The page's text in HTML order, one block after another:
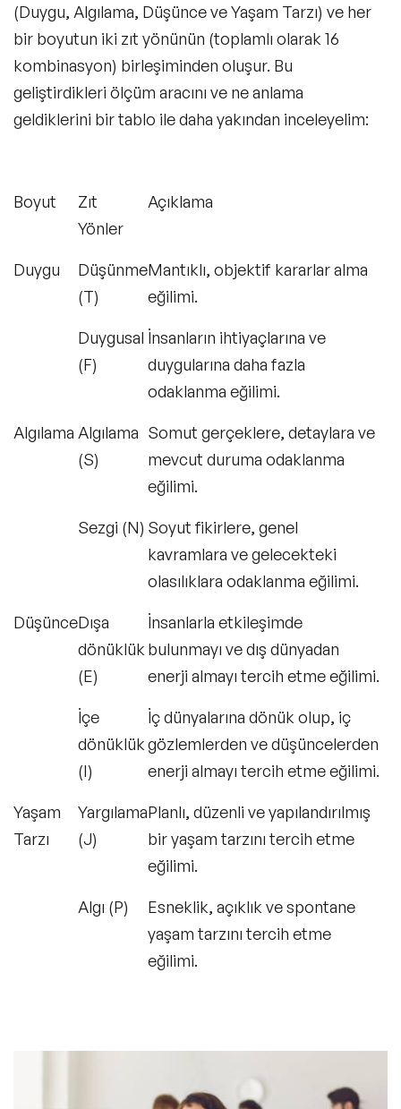
ISFP (Maceracı) Kişilik Tipinin Özellikleri
Nelerdir?
Özellikleri Nelerdir?
Sıkça Sorulan Sorular
(Duygu, Algılama, Düşünce ve Yaşam Tarzı) ve her
bir boyutun iki zıt yönünün (toplamlı olarak 16
kombinasyon) birleşiminden oluşur. Bu
geliştirdikleri ölçüm aracını ve ne anlama
geldiklerini bir tablo ile daha yakından inceleyelim:
Boyut
Zıt
Yönler
Açıklama
Duygu
Düşünme
(T)
Mantıklı, objektif kararlar alma
eğilimi.
Duygusal
(F)
İnsanların ihtiyaçlarına ve
duygularına daha fazla
odaklanma eğilimi.
Algılama Algılama
(S)
Somut gerçeklere, detaylara ve
mevcut duruma odaklanma
eğilimi.
Sezgi (N) Soyut fikirlere, genel
kavramlara ve gelecekteki
olasılıklara odaklanma eğilimi.
DüşünceDışa
dönüklük
(E)
İnsanlarla etkileşimde
bulunmayı ve dış dünyadan
enerji almayı tercih etme eğilimi.
İçe
dönüklük
(I)
İç dünyalarına dönük olup, iç
gözlemlerden ve düşüncelerden
enerji almayı tercih etme eğilimi.
Yaşam
Tarzı
Yargılama
(J)
Planlı, düzenli ve yapılandırılmış
bir yaşam tarzını tercih etme
eğilimi.
Algı (P)
Esneklik, açıklık ve spontane
yaşam tarzını tercih etme
eğilimi.